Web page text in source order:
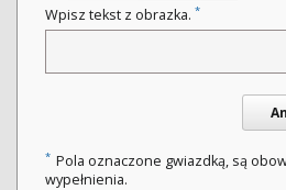
Wpisz tekst z obrazka. *
* Pola oznaczone gwiazdką, są
wypełnienia.